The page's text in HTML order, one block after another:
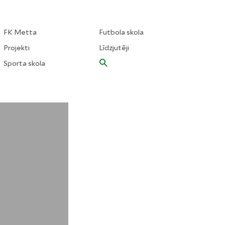
FK Metta
Projekti
Sporta skola
Futbola skola
Līdzjutēji